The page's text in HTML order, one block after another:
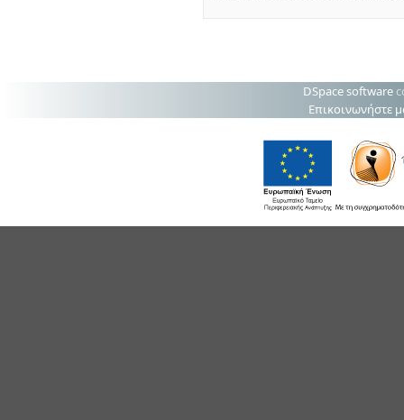
DSpace software
Επικοινωνήστε